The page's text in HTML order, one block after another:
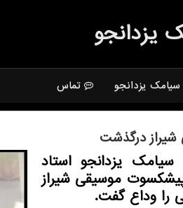
یزدانجو
سیامک یزدانجو تماس
درگذشت
یزدانجو استاد
موسیقی شیراز
را وداع گفت.